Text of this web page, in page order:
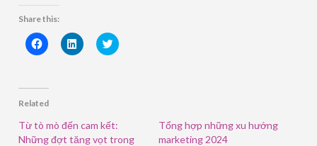
Share this:
Click
to
(Opens
new
Click
to
Click
to
Related
Từ tò mò đến cam kết:
Những đợt tăng vọt trong
Tổng hợp những xu hướng
marketing 2024